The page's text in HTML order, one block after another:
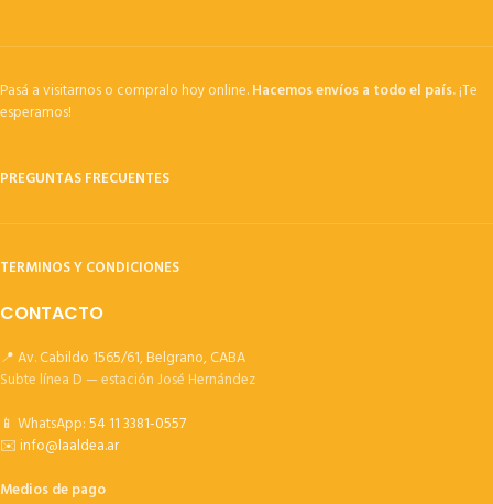
Pasá a visitarnos o compralo hoy online.Hacemos envíos a todo el país.¡Te
esperamos!
PREGUNTAS FRECUENTES
TERMINOS Y CONDICIONES
CONTACTO
📍 Av. Cabildo 1565/61, Belgrano, CABA
Subte línea D — estación José Hernández
📱 WhatsApp:54 11 3381-0557
✉️info@laaldea.ar
Medios de pago